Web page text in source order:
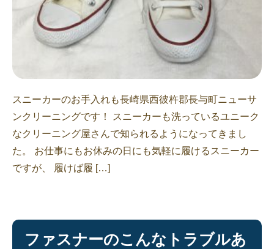
スニーカーのお手入れも長崎県西彼杵郡長与町ニューサ
ンクリーニングです！ スニーカーも洗っているユニーク
なクリーニング屋さんで知られるようになってきまし
た。 お仕事にもお休みの日にも気軽に履けるスニーカー
ですが、 履けば履 […]
ファスナーのこんなトラブルあ